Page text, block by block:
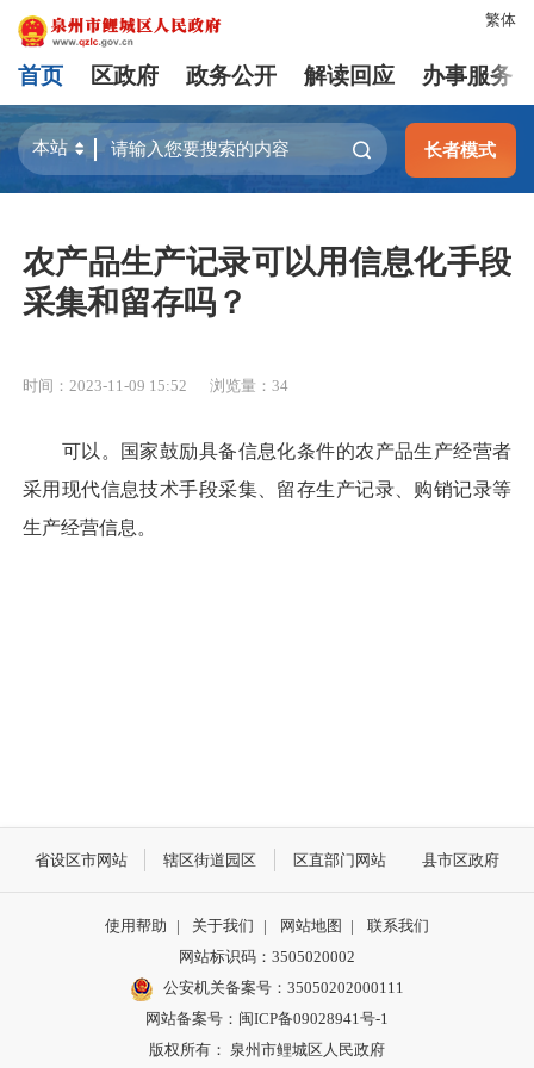
繁体
首页 区政府 政务公开 解读回应 办事服务
长者模式
农产品生产记录可以用信息化手段
采集和留存吗？
时间：2023-11-09 15:52 浏览量： 34
可以。国家鼓励具备信息化条件的农产品生产经营者
采用现代信息技术手段采集、留存生产记录、购销记录等
生产经营信息。
省设区市网站 辖区街道园区 区直部门网站 县市区政府
使用帮助 | 关于我们 | 网站地图 |
联系我们
网站标识码：3505020002
公安机关备案号：35050202000111
网站备案号：闽ICP备09028941号-1
版权所有： 泉州市鲤城区人民政府